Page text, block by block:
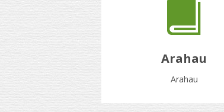
Arahau
Arahau